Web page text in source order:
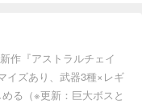
作『アストラルチェイ
イズあり、武器3種×レギ
る（※更新：巨大ボスと